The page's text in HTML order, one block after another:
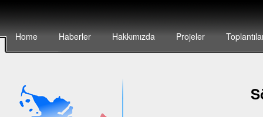
Home Haberler Hakkımızda Projeler